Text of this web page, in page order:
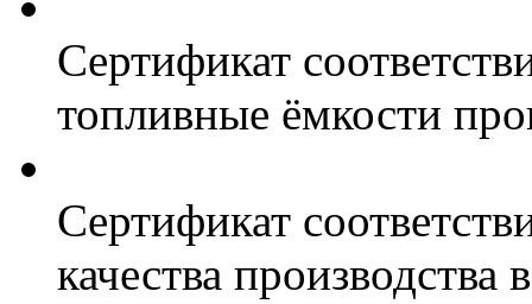
Сертификат
топливные ёмкости
Сертификат
качества